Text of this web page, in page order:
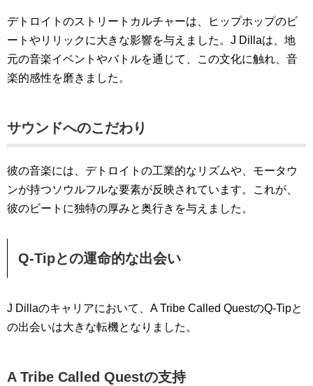
デトロイトのストリートカルチャーは、ヒップホップのビ
ートやリリックに大きな影響を与えました。J Dillaは、地
元の音楽イベントやバトルを通じて、この文化に触れ、音
楽的感性を磨きました。
サウンドへのこだわり
彼の音楽には、デトロイトの工業的なリズムや、モータウ
ンが持つソウルフルな要素が反映されています。これが、
彼のビートに独特の厚みと奥行きを与えました。
Q-Tipとの運命的な出会い
J Dillaのキャリアにおいて、A Tribe Called QuestのQ-Tipと
の出会いは大きな転機となりました。
A Tribe Called Questの支持